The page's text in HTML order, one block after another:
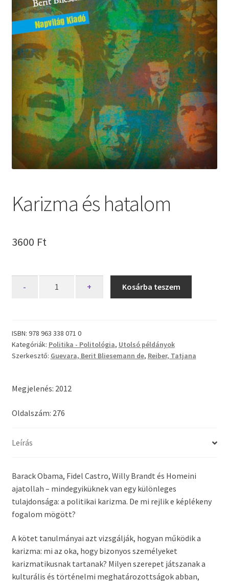
Karizma és hatalom
3600 Ft
- + Kosárba teszem
ISBN: 978 963 338 071 0
Kategóriák: Politika - Politológia, Utolsó példányok
Szerkesztő: Guevara, Berit Bliesemann de, Reiber, Tatjana
Megjelenés: 2012
Oldalszám: 276
Leírás
Barack Obama, Fidel Castro, Willy Brandt és Homeini
ajatollah – mindegyiküknek van egy különleges
tulajdonsága: a politikai karizma. De mi rejlik e képlékeny
fogalom mögött?
A kötet tanulmányai azt vizsgálják, hogyan működik a
karizma: mi az oka, hogy bizonyos személyeket
karizmatikusnak tartanak? Milyen szerepet játszanak a
kulturális és történelmi meghatározottságok abban,